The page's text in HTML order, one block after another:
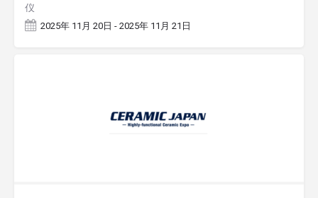
仪
2025年 11月 20日 - 2025年 11月 21日